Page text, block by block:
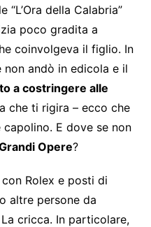
“L’Ora della Calabria”
poco gradita a
coinvolgeva il figlio. In
non andò in edicola e il
a costringere alle
che ti rigira – ecco che
E dove se non
Opere?
Rolex e posti di
altre persone da
cricca. In particolare,